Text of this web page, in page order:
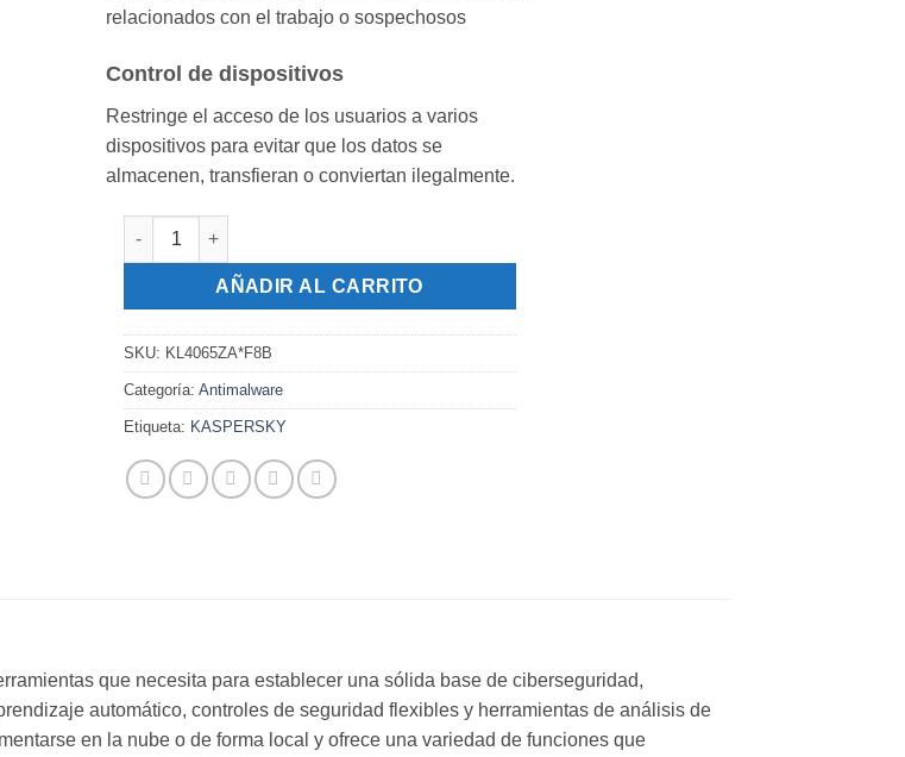
relacionados con el trabajo o sospechosos
Control de dispositivos
Restringe el acceso de los usuarios a varios
dispositivos para evitar que los datos se
almacenen, transfieran o conviertan ilegalmente.
Kaspersky Next EDR Foundations Base Plus – 50-99 users – 12 MOS *Costo por usuario
AÑADIR AL CARRITO
SKU: KL4065ZA*F8B
Categoría: Antimalware
Etiqueta: KASPERSKY
que necesita para establecer una sólida base de ciberseguridad,
automático, controles de seguridad flexibles y herramientas de análisis de
en la nube o de forma local y ofrece una variedad de funciones que